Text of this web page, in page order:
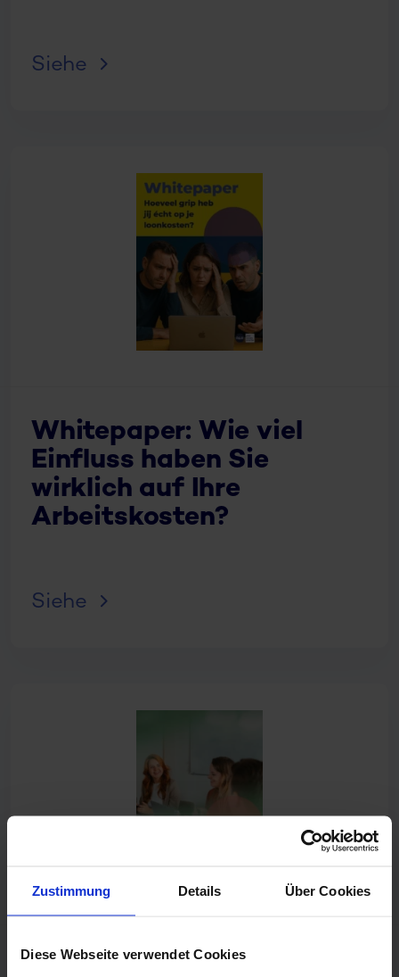
Zustimmung Details Über Cookies
Diese Webseite verwendet Cookies
Siehe
Whitepaper: Wie viel
Einfluss haben Sie
wirklich auf Ihre
Arbeitskosten?
Siehe